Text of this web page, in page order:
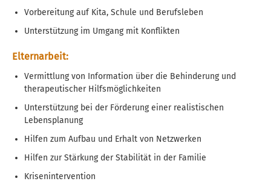
Vorbereitung auf Kita, Schule und Berufsleben
Unterstützung im Umgang mit Konflikten
Elternarbeit:
Vermittlung von Information über die Behinderung und
therapeutischer Hilfsmöglichkeiten
Unterstützung bei der Förderung einer realistischen
Lebensplanung
Hilfen zum Aufbau und Erhalt von Netzwerken
Hilfen zur Stärkung der Stabilität in der Familie
Krisenintervention